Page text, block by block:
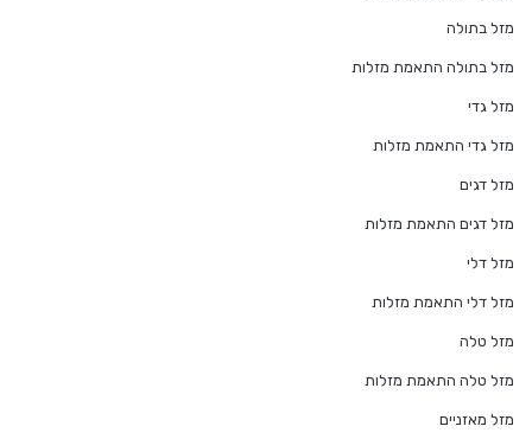
מזל בתולה
מזל בתולה התאמת מזלות
מזל גדי
מזל גדי התאמת מזלות
מזל דגים
מזל דגים התאמת מזלות
מזל דלי
מזל דלי התאמת מזלות
מזל טלה
מזל טלה התאמת מזלות
מזל מאזניים